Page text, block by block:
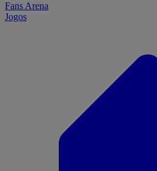
Fans Arena
Jogos